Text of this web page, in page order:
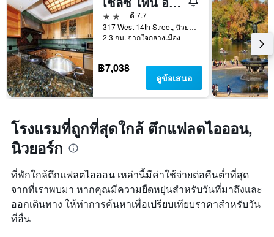
สัปดาห์
แผนภูมิ
มี
แกน
Y
1
แกน
แแส
ดง
เฉลี่ย
ของ
ห้อง
พัก
2 ดาว
ดี 7.7
317 West 14th Street, นิวยอร์ก, NY, สหรัฐอเมริกา
2.3 กม. จากใจกลางเมือง
฿7,038
ดูข้อเสนอ
โรงแรมที่ถูกที่สุดใกล้ ตึกแฟลตไอออน,
นิวยอร์ก
ที่พักใกล้ตึกแฟลตไอออน เหล่านี้มีค่าใช้จ่ายต่อคืนต่ำที่สุด
จากที่เราพบมา หากคุณมีความยืดหยุ่นสำหรับวันที่มาถึงและ
ออกเดินทาง ให้ทำการค้นหาเพื่อเปรียบเทียบราคาสำหรับวัน
ที่อื่น